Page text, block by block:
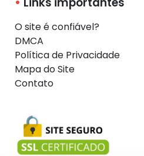
O site é confiável?
DMCA
Política de Privacidade
Mapa do Site
Contato